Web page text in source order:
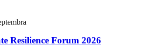
Resilience Forum 2026